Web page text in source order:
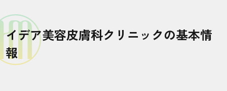
イデア美容皮膚科クリニックの基本情
報